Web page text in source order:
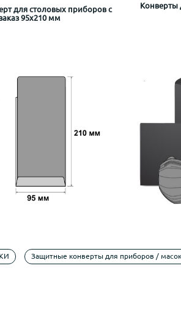
для столовых приборов с
95х210 мм
Конверты
Защитные конверты для приборов / масок